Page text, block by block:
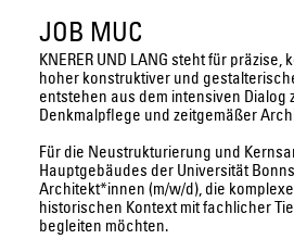
JOB MUC
KNERER UND LANG steht für
hoher konstruktiver und
entstehen aus dem intensiven Dialog
Denkmalpflege und zeitgemäßer
Für die Neustrukturierung und
Hauptgebäudes der Universität
Architekt*innen (m/w/d), die
historischen Kontext mit fachlicher
begleiten möchten.